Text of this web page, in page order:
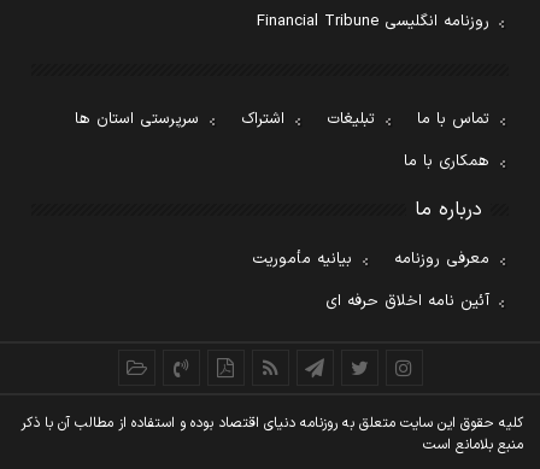
روزنامه انگلیسی Financial Tribune
تماس با ما تبلیغات اشتراک
سرپرستی استان ها
همکاری با ما
درباره ما
معرفی روزنامه
بیانیه مأموریت
آئین نامه اخلاق حرفه ای
کليه حقوق اين سايت متعلق به روزنامه دنيای اقتصاد بوده و استفاده از مطالب آن با ذکر
منبع بلامانع است